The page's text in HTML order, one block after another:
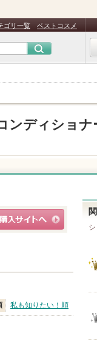
ゴリ一覧 ベストコスメ
ンディショナ
私も知りたい！順